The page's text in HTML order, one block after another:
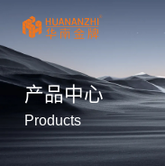
产品中心
Products